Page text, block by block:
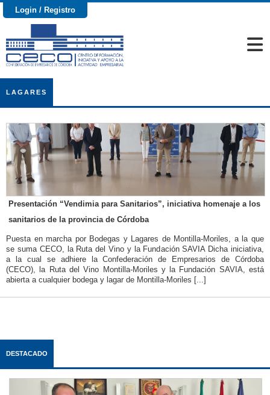
Login / Registro
LAGARES
Presentación “Vendimia para Sanitarios”, iniciativa homenaje a los
sanitarios de la provincia de Córdoba
Puesta en marcha por Bodegas y Lagares de Montilla-Moriles, a la que
se suma CECO, la Ruta del Vino y la Fundación SAVIA Dicha iniciativa,
a la cual se adhiere la Confederación de Empresarios de Córdoba
(CECO), la Ruta del Vino Montilla-Moriles y la Fundación SAVIA, está
abierta a cualquier bodega y lagar de Montilla-Moriles [...]
DESTACADO